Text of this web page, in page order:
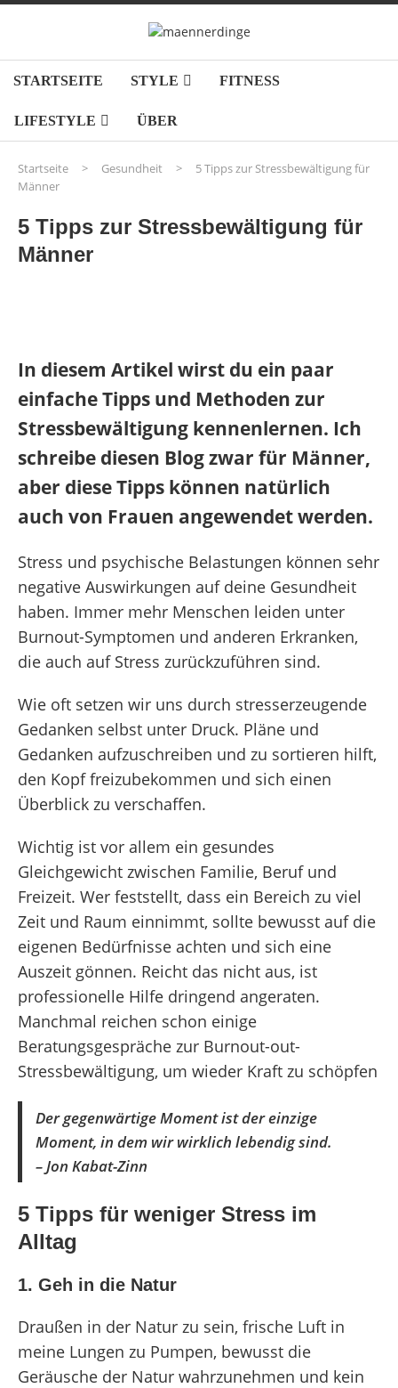
STARTSEITE STYLE FITNESS
LIFESTYLE ÜBER
Startseite > Gesundheit >
5 Tipps zur Stressbewältigung für
Männer
5 Tipps zur Stressbewältigung für
Männer
In diesem Artikel wirst du ein paar
einfache Tipps und Methoden zur
Stressbewältigung kennenlernen. Ich
schreibe diesen Blog zwar für Männer,
aber diese Tipps können natürlich
auch von Frauen angewendet werden.
Stress und psychische Belastungen können sehr
negative Auswirkungen auf deine Gesundheit
haben. Immer mehr Menschen leiden unter
Burnout-Symptomen und anderen Erkranken,
die auch auf Stress zurückzuführen sind.
Wie oft setzen wir uns durch stresserzeugende
Gedanken selbst unter Druck. Pläne und
Gedanken aufzuschreiben und zu sortieren hilft,
den Kopf freizubekommen und sich einen
Überblick zu verschaffen.
Wichtig ist vor allem ein gesundes
Gleichgewicht zwischen Familie, Beruf und
Freizeit. Wer feststellt, dass ein Bereich zu viel
Zeit und Raum einnimmt, sollte bewusst auf die
eigenen Bedürfnisse achten und sich eine
Auszeit gönnen. Reicht das nicht aus, ist
professionelle Hilfe dringend angeraten.
Manchmal reichen schon einige
Beratungsgespräche zur Burnout-out-
Stressbewältigung, um wieder Kraft zu schöpfen
Der gegenwärtige Moment ist der einzige
Moment, in dem wir wirklich lebendig sind.
– Jon Kabat-Zinn
5 Tipps für weniger Stress im
Alltag
1. Geh in die Natur
Draußen in der Natur zu sein, frische Luft in
meine Lungen zu Pumpen, bewusst die
Geräusche der Natur wahrzunehmen und kein